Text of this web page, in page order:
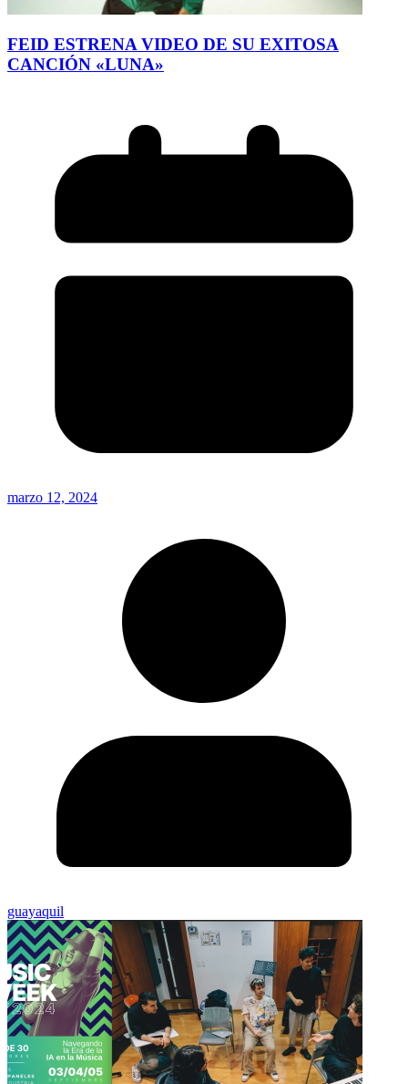
FEID ESTRENA VIDEO DE SU EXITOSA
CANCIÓN «LUNA»
marzo 12, 2024
guayaquil